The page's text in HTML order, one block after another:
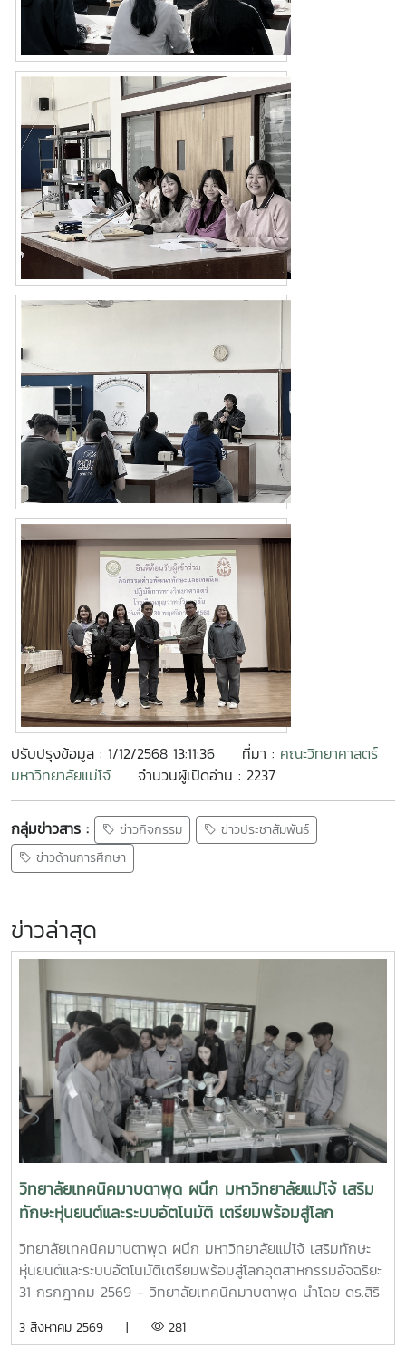
ปรับปรุงข้อมูล : 1/12/2568 13:11:36 ที่มา : คณะวิทยาศาสตร์
มหาวิทยาลัยแม่โจ้
จำนวนผู้เปิดอ่าน : 2237
กลุ่มข่าวสาร : ข่าวกิจกรรม
ข่าวประชาสัมพันธ์
ข่าวด้านการศึกษา
ข่าวล่าสุด
วิทยาลัยเทคนิคมาบตาพุด ผนึก มหาวิทยาลัยแม่โจ้ เสริม
ทักษะหุ่นยนต์และระบบอัตโนมัติ เตรียมพร้อมสู่โลก
อุตสาหกรรมอัจฉริยะ
วิทยาลัยเทคนิคมาบตาพุด ผนึก มหาวิทยาลัยแม่โจ้ เสริมทักษะ
หุ่นยนต์และระบบอัตโนมัติเตรียมพร้อมสู่โลกอุตสาหกรรมอัจฉริยะ
31 กรกฎาคม 2569 - วิทยาลัยเทคนิคมาบตาพุด นำโดย ดร.สิริ
ประธานในพิธีเปิด โครงการอบรมเชิงปฏิบัติการควบคุมแขนกล
3 สิงหาคม 2569 | 281